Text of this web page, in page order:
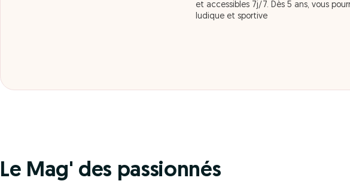
et accessibles 7j/7. Dès 5 ans, vous
ludique et sportive
Le Mag' des passionnés